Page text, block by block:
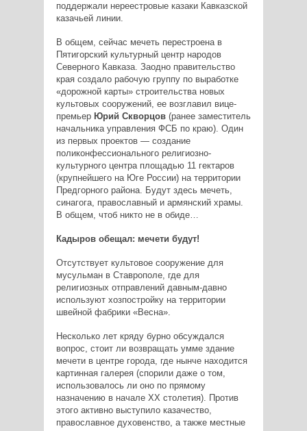
поддержали нереестровые казаки Кавказской
казачьей линии.
В общем, сейчас мечеть перестроена в
Пятигорский культурный центр народов
Северного Кавказа. Заодно правительство
края создало рабочую группу по выработке
«дорожной карты» строительства новых
культовых сооружений, ее возглавил вице-
премьер Юрий Скворцов(ранее заместитель
начальника управления ФСБ по краю). Один
из первых проектов — создание
поликонфессионального религиозно-
культурного центра площадью 11 гектаров
(крупнейшего на Юге России) на территории
Предгорного района. Будут здесь мечеть,
синагога, православный и армянский храмы.
В общем, чтоб никто не в обиде…
Кадыров обещал: мечети будут!
Отсутствует культовое сооружение для
мусульман в Ставрополе, где для
религиозных отправлений давным-давно
используют хозпостройку на территории
швейной фабрики «Весна».
Несколько лет кряду бурно обсуждался
вопрос, стоит ли возвращать умме здание
мечети в центре города, где нынче находится
картинная галерея (спорили даже о том,
использовалось ли оно по прямому
назначению в начале XX столетия). Против
этого активно выступило казачество,
православное духовенство, а также местные